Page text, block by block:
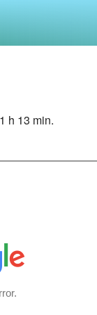
h 13 min.